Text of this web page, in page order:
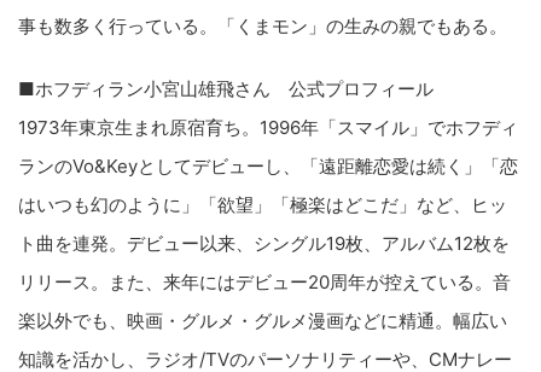
事も数多く行っている。「くまモン」の生みの親でもある。
■ホフディラン小宮山雄飛さん 公式プロフィール
1973年東京生まれ原宿育ち。1996年「スマイル」でホフディ
ランのVo&Keyとしてデビューし、「遠距離恋愛は続く」「恋
はいつも幻のように」「欲望」「極楽はどこだ」など、ヒッ
ト曲を連発。デビュー以来、シングル19枚、アルバム12枚を
リリース。また、来年にはデビュー20周年が控えている。音
楽以外でも、映画・グルメ・グルメ漫画などに精通。幅広い
知識を活かし、ラジオ/TVのパーソナリティーや、CMナレー